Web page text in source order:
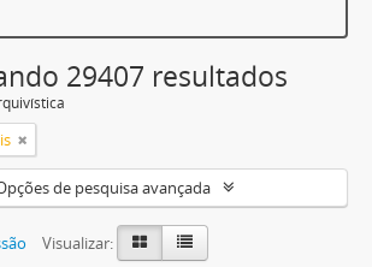
29407 resultados
de pesquisa avançada
Visualizar: